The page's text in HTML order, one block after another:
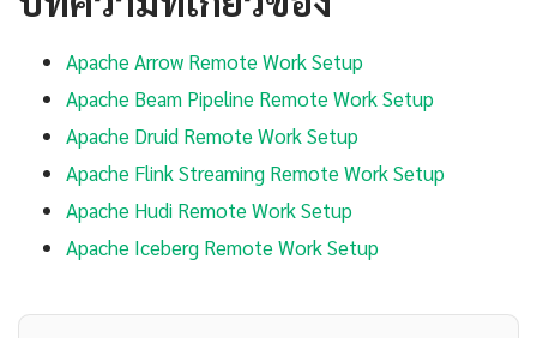
Apache Arrow Remote Work Setup
Apache Beam Pipeline Remote Work Setup
Apache Druid Remote Work Setup
Apache Flink Streaming Remote Work Setup
Apache Hudi Remote Work Setup
Apache Iceberg Remote Work Setup